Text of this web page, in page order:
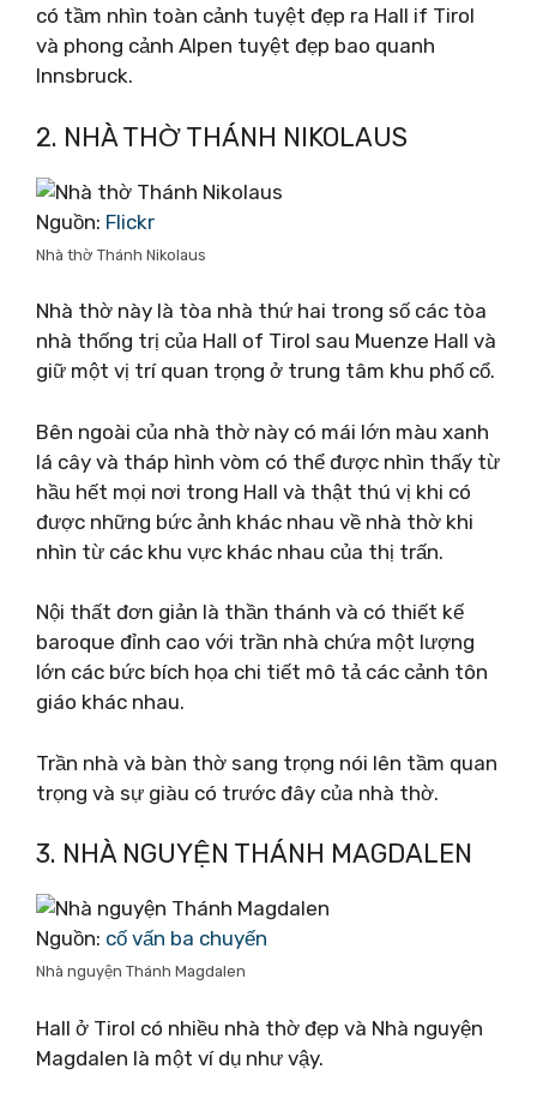
có tầm nhìn toàn cảnh tuyệt đẹp ra Hall if Tirol
và phong cảnh Alpen tuyệt đẹp bao quanh
Innsbruck.
2. NHÀ THỜ THÁNH NIKOLAUS
Nguồn: Flickr
Nhà thờ Thánh Nikolaus
Nhà thờ này là tòa nhà thứ hai trong số các tòa
nhà thống trị của Hall of Tirol sau Muenze Hall và
giữ một vị trí quan trọng ở trung tâm khu phố cổ.
Bên ngoài của nhà thờ này có mái lớn màu xanh
lá cây và tháp hình vòm có thể được nhìn thấy từ
hầu hết mọi nơi trong Hall và thật thú vị khi có
được những bức ảnh khác nhau về nhà thờ khi
nhìn từ các khu vực khác nhau của thị trấn.
Nội thất đơn giản là thần thánh và có thiết kế
baroque đỉnh cao với trần nhà chứa một lượng
lớn các bức bích họa chi tiết mô tả các cảnh tôn
giáo khác nhau.
Trần nhà và bàn thờ sang trọng nói lên tầm quan
trọng và sự giàu có trước đây của nhà thờ.
3. NHÀ NGUYỆN THÁNH MAGDALEN
Nguồn: cố vấn ba chuyến
Nhà nguyện Thánh Magdalen
Hall ở Tirol có nhiều nhà thờ đẹp và Nhà nguyện
Magdalen là một ví dụ như vậy.